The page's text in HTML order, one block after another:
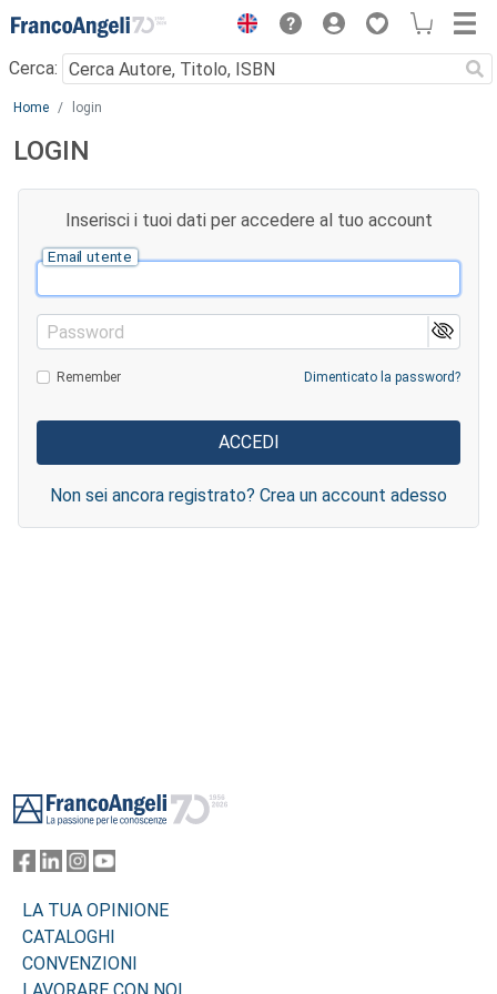
Menu
Cerca:
Main content
Home login
LOGIN
Inserisci i tuoi dati per accedere al tuo account
Email utente
Password
Remember Dimenticato la password?
Non sei ancora registrato? Crea un account adesso
LA TUA OPINIONE
CATALOGHI
CONVENZIONI